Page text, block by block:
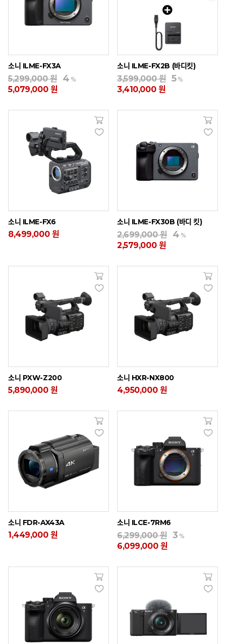
소니 ILME-FX3A
5,299,000 원 4 %
5,079,000 원
소니 ILME-FX2B (바디킷)
3,599,000 원 5%
3,410,000 원
소니 ILME-FX6
8,499,000 원
소니 ILME-FX30B (바디 킷)
2,699,000 원 4 %
2,579,000 원
소니 PXW-Z200
5,890,000 원
소니 HXR-NX800
4,950,000 원
소니 FDR-AX43A
1,449,000 원
소니 ILCE-7RM6
6,299,000 원 3 %
6,099,000 원